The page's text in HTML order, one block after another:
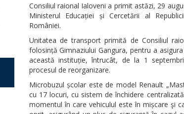
Consiliul raional Ialoveni a primit astăzi, 29
Ministerul Educației și Cercetării al
României.
Unitatea de transport primită de Consiliul
folosință Gimnaziului Gangura, pentru a
această instituție, întrucât, de la 1
procesul de reorganizare.
Microbuzul școlar este de model Renault
cu 17 locuri, cu sistem de închidere
momentul în care vehiculul este în mișcare şi